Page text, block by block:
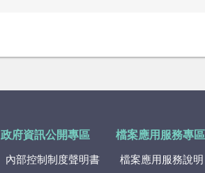
政府資訊公開專區
內部控制制度聲明書
檔案應用服務專區
檔案應用服務說明